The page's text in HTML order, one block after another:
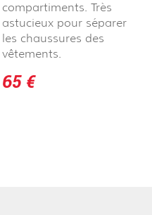
compartiments. Très
astucieux pour séparer
les chaussures des
vêtements.
65 €